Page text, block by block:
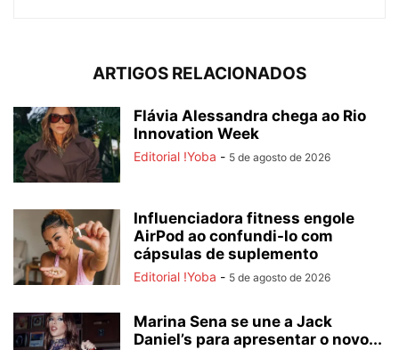
ARTIGOS RELACIONADOS
Flávia Alessandra chega ao Rio
Innovation Week
Editorial !Yoba - 5 de agosto de 2026
Influenciadora fitness engole
AirPod ao confundi-lo com
cápsulas de suplemento
Editorial !Yoba - 5 de agosto de 2026
Marina Sena se une a Jack
Daniel’s para apresentar o novo...